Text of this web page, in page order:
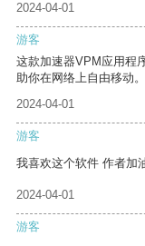
2024-04-01
游客
这款加速器VPM应用程
助你在网络上自由移动。
2024-04-01
游客
我喜欢这个软件 作者加
2024-04-01
游客